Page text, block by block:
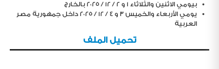
بيومي الاثنين والثلاثاء ١ و ٢ / ١٢ / ٢٠٢٥ بالخارج
يومي الأربعاء والخميس ٣ و ٤ / ١٢ / ٢٠٢٥ داخل جمهورية مصر
العربية
تحميل الملف